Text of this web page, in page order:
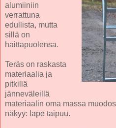
alumiiniin
verrattuna
edullista, mutta
sillä on
haittapuolensa.
Teräs on raskasta
materiaalia ja
pitkillä
jänneväleillä
materiaalin oma massa
näkyy: lape taipuu.